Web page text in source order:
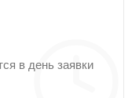
в день заявки